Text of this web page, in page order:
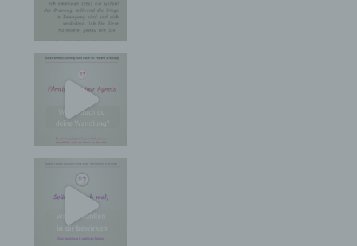
Kontakt mit dem für die Verarbeitung
Verantwortlichen aufnimmt, werden die von der
betroffenen Person übermittelten
personenbezogenen Daten automatisch
gespeichert. Solche auf freiwilliger Basis von einer
betroffenen Person an den für die Verarbeitung
Verantwortlichen übermittelten
personenbezogenen Daten werden für Zwecke der
Bearbeitung oder der Kontaktaufnahme zur
betroffenen Person gespeichert. Es erfolgt keine
Weitergabe dieser personenbezogenen Daten an
Kommentarfunktion im Blog auf der
Internetseite
Wir bieten den Nutzern auf einem Blog, der sich